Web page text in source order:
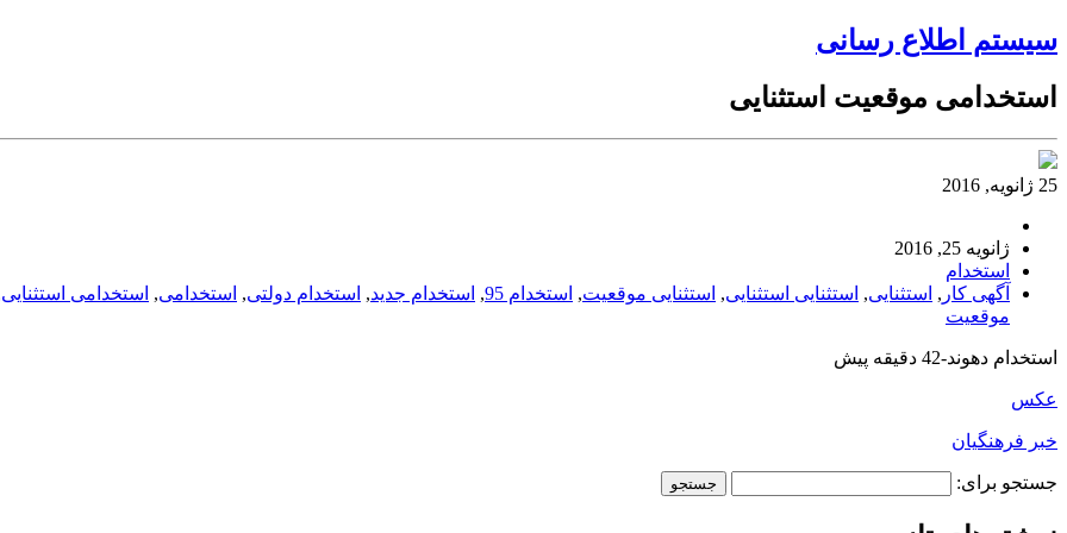
سیستم اطلاع رسانی
استخدامی موقعیت استثنایی
25 ژانویه, 2016
ژانویه 25, 2016
استخدام
آگهی کار , استثنایی, استثنایی استثنایی, استثنایی موقعیت, استخدام 95 , استخدام جدید, استخدام دولتی, استخدامی, استخدامی استثنایی
موقعیت
استخدام دهوند-42 دقیقه پیش
عکس
خبر فرهنگیان
جستجو برای: